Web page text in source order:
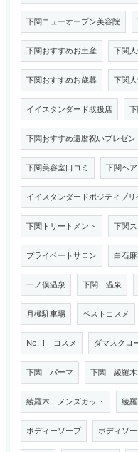
下関ニューオープン美容院
下関おすすめお土産 下関
下関おすすめお歳暮 下関
イイスタンダード取扱店
下関おすすめ還暦祝いプレゼン
下関美容室口コミ 下関ヘ
イイスタンダードポジティブリ
下関トリートメント 下関
プライベートサロン 白石
一ノ俣温泉 下関 温泉
月極駐車場 ベストコスメ
No. 1 コスメ ダマスクロ
下関 パーマ 下関 綾羅木
綾羅木 メンズカット 綾
ボディーソープ ボディソ